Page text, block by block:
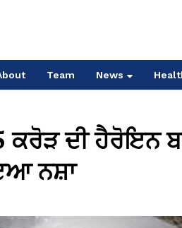
Team News
ਕਰੋੜ ਦੀ ਹੈਰੋਇਨ
ਨਸ਼ਾ